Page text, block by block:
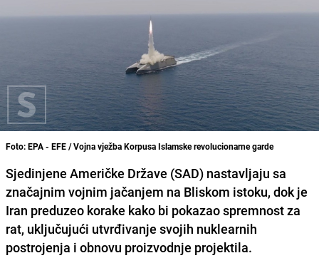
Foto: EPA - EFE / Vojna vježba Korpusa Islamske revolucionarne garde
Sjedinjene Američke Države (SAD) nastavljaju sa
značajnim vojnim jačanjem na Bliskom istoku, dok je
Iran preduzeo korake kako bi pokazao spremnost za
rat, uključujući utvrđivanje svojih nuklearnih
postrojenja i obnovu proizvodnje projektila.